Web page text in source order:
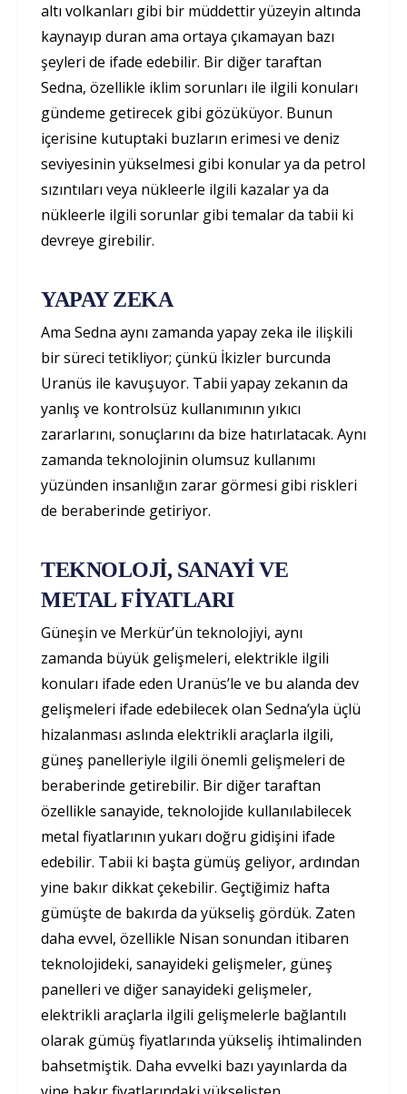
altı volkanları gibi bir müddettir yüzeyin altında
kaynayıp duran ama ortaya çıkamayan bazı
şeyleri de ifade edebilir. Bir diğer taraftan
Sedna, özellikle iklim sorunları ile ilgili konuları
gündeme getirecek gibi gözüküyor. Bunun
içerisine kutuptaki buzların erimesi ve deniz
seviyesinin yükselmesi gibi konular ya da petrol
sızıntıları veya nükleerle ilgili kazalar ya da
nükleerle ilgili sorunlar gibi temalar da tabii ki
devreye girebilir.
YAPAY ZEKA
Ama Sedna aynı zamanda yapay zeka ile ilişkili
bir süreci tetikliyor; çünkü İkizler burcunda
Uranüs ile kavuşuyor. Tabii yapay zekanın da
yanlış ve kontrolsüz kullanımının yıkıcı
zararlarını, sonuçlarını da bize hatırlatacak. Aynı
zamanda teknolojinin olumsuz kullanımı
yüzünden insanlığın zarar görmesi gibi riskleri
de beraberinde getiriyor.
TEKNOLOJİ, SANAYİ VE
METAL FİYATLARI
Güneşin ve Merkür’ün teknolojiyi, aynı
zamanda büyük gelişmeleri, elektrikle ilgili
konuları ifade eden Uranüs’le ve bu alanda dev
gelişmeleri ifade edebilecek olan Sedna’yla üçlü
hizalanması aslında elektrikli araçlarla ilgili,
güneş panelleriyle ilgili önemli gelişmeleri de
beraberinde getirebilir. Bir diğer taraftan
özellikle sanayide, teknolojide kullanılabilecek
metal fiyatlarının yukarı doğru gidişini ifade
edebilir. Tabii ki başta gümüş geliyor, ardından
yine bakır dikkat çekebilir. Geçtiğimiz hafta
gümüşte de bakırda da yükseliş gördük. Zaten
daha evvel, özellikle Nisan sonundan itibaren
teknolojideki, sanayideki gelişmeler, güneş
panelleri ve diğer sanayideki gelişmeler,
elektrikli araçlarla ilgili gelişmelerle bağlantılı
olarak gümüş fiyatlarında yükseliş ihtimalinden
bahsetmiştik. Daha evvelki bazı yayınlarda da